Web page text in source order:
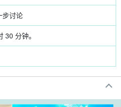
步讨论
30 分钟。